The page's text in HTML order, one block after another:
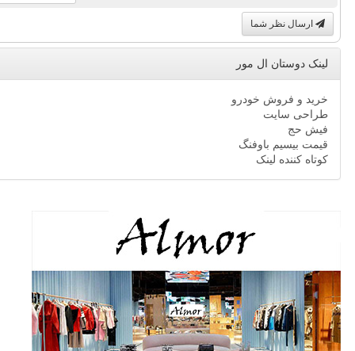
ارسال نظر شما
لینک دوستان ال مور
خرید و فروش خودرو
طراحی سایت
فیش حج
قیمت بیسیم باوفنگ
کوتاه کننده لینک